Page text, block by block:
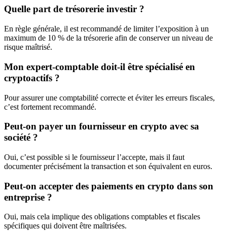
Quelle part de trésorerie investir ?
En règle générale, il est recommandé de limiter l’exposition à un
maximum de 10 % de la trésorerie afin de conserver un niveau de
risque maîtrisé.
Mon expert-comptable doit-il être spécialisé en
cryptoactifs ?
Pour assurer une comptabilité correcte et éviter les erreurs fiscales,
c’est fortement recommandé.
Peut-on payer un fournisseur en crypto avec sa
société ?
Oui, c’est possible si le fournisseur l’accepte, mais il faut
documenter précisément la transaction et son équivalent en euros.
Peut-on accepter des paiements en crypto dans son
entreprise ?
Oui, mais cela implique des obligations comptables et fiscales
spécifiques qui doivent être maîtrisées.